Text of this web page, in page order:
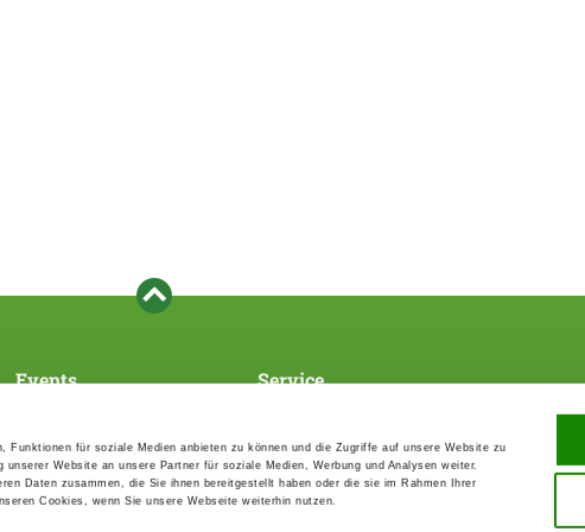
Funktionen für soziale Medien anbieten zu können und die Zugriffe auf unsere Website zu
Website an unsere Partner für soziale Medien, Werbung und Analysen weiter.
Daten zusammen, die Sie ihnen bereitgestellt haben oder die sie im Rahmen Ihrer
Cookies, wenn Sie unsere Webseite weiterhin nutzen.
Events
Events calender
Service
Forms, information brochures,
directories
Statutes and rule books
Data Privacy